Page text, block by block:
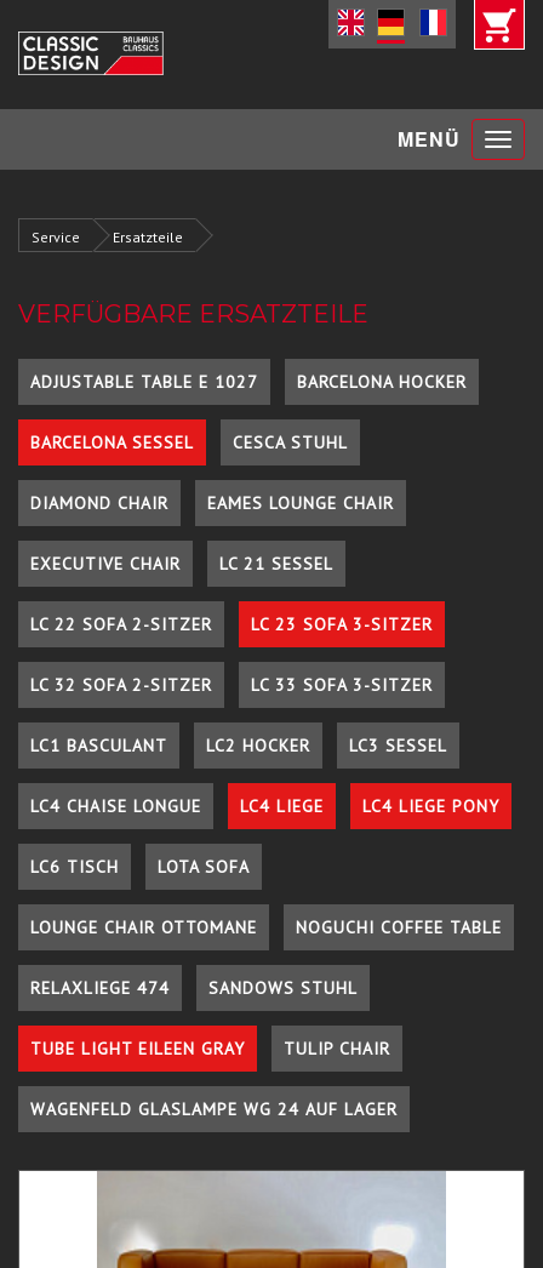
MENÜ Toggle
Service Ersatzteile
VERFÜGBARE ERSATZTEILE
ADJUSTABLE TABLE E 1027 BARCELONA HOCKER
BARCELONA SESSEL CESCA STUHL
DIAMOND CHAIR EAMES LOUNGE CHAIR
EXECUTIVE CHAIR LC 21 SESSEL
LC 22 SOFA 2-SITZER LC 23 SOFA 3-SITZER
LC 32 SOFA 2-SITZER LC 33 SOFA 3-SITZER
LC1 BASCULANT LC2 HOCKER LC3 SESSEL
LC4 CHAISE LONGUE LC4 LIEGE LC4 LIEGE PONY
LC6 TISCH LOTA SOFA
LOUNGE CHAIR OTTOMANE NOGUCHI COFFEE TABLE
RELAXLIEGE 474 SANDOWS STUHL
TUBE LIGHT EILEEN GRAY TULIP CHAIR
WAGENFELD GLASLAMPE WG 24 AUF LAGER